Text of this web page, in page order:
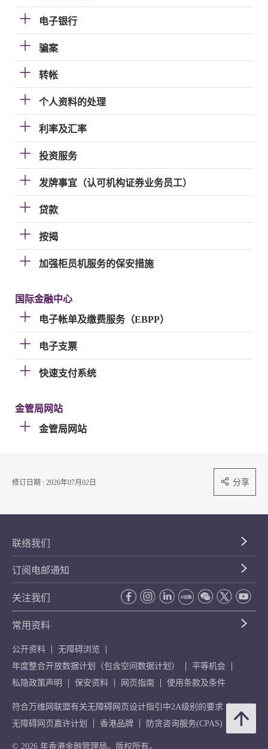
电子银行
骗案
转帐
个人资料的处理
利率及汇率
投资服务
发牌事宜（认可机构证券业务员工）
贷款
按揭
加强柜员机服务的保安措施
国际金融中心
电子帐单及缴费服务（EBPP）
电子支票
快速支付系统
金管局网站
金管局网站
修订日期 : 2026年07月02日 分享
联络我们
订阅电邮通知
关注我们
常用资料
公开资料
无障碍浏览
年度整合开放数据计划（包含空间数据计划）
平等机会
私隐政策声明
保安资料 网页指南 使用条款及条件
符合万维网联盟有关无障碍网页设计指引中2A级别的要求
无障碍网页嘉许计划
香港品牌 防贪咨询服务(CPAS)
© 2026 年香港金融管理局。版权所有。